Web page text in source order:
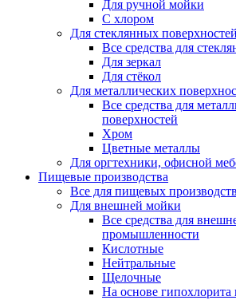
Для ручной мойки
С хлором
Для стеклянных поверхностей
Все средства для
Для зеркал
Для стёкол
Для металлических
Все средства для
поверхностей
Хром
Цветные металлы
Для оргтехники, офисной
Пищевые производства
Все для пищевых производств
Для внешней мойки
Все средства для
промышленности
Кислотные
Нейтральные
Щелочные
На основе гипохлорита